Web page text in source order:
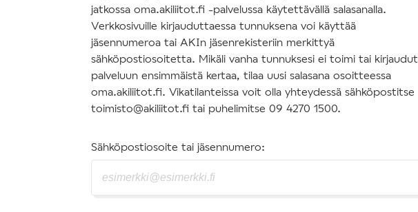
jatkossa oma.akiliitot.fi -palvelussa käytettävällä salasanalla.
Verkkosivuille kirjauduttaessa tunnuksena voi käyttää
jäsennumeroa tai AKIn jäsenrekisteriin merkittyä
sähköpostiosoitetta. Mikäli vanha tunnuksesi ei toimi tai kirjaudut
palveluun ensimmäistä kertaa, tilaa uusi salasana osoitteessa
oma.akiliitot.fi. Vikatilanteissa voit olla yhteydessä sähköpostitse
toimisto@akiliitot.fi tai puhelimitse 09 4270 1500.
Sähköpostiosoite tai jäsennumero: